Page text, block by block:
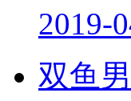
2019-
双鱼